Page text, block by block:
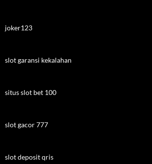
joker123
slot garansi kekalahan
situs slot bet 100
slot gacor 777
slot deposit qris